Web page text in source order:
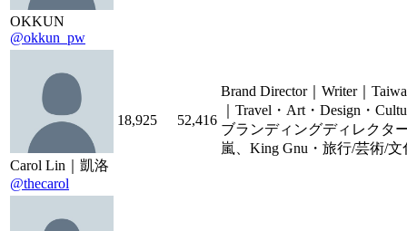
OKKUN
@okkun_pw
Carol Lin｜凱洛
@thecarol
18,925 52,416
Brand Director｜Writer｜
｜Travel・Art・Design・
ブランディングディレクタ
嵐、King Gnu・旅行/芸術/文